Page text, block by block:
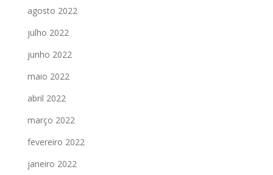
agosto 2022
julho 2022
junho 2022
maio 2022
abril 2022
março 2022
fevereiro 2022
janeiro 2022